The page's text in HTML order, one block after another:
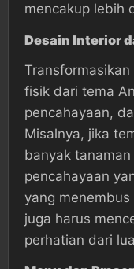
mencakup lebih
Desain Interior
fisik dari tema
pencahayaan,
Misalnya, jika
banyak
pencahayaan
yang
juga harus
perhatian dari